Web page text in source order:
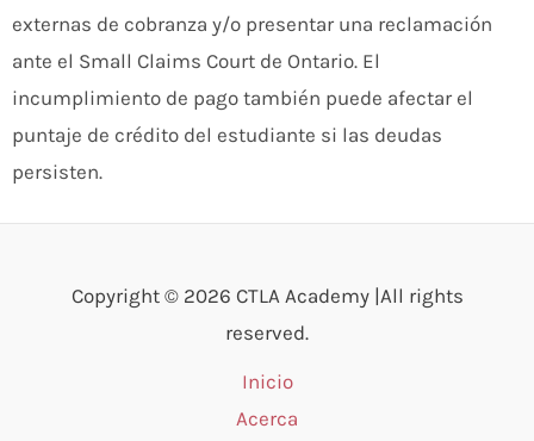
externas de cobranza y/o presentar una reclamación
ante el Small Claims Court de Ontario. El
incumplimiento de pago también puede afectar el
puntaje de crédito del estudiante si las deudas
persisten.
Copyright © 2026 CTLA Academy |All rights
reserved.
Inicio
Acerca